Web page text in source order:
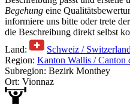
Begehung eine
informiere uns bitte oder trete
die Beschreibung direkt selbst
Land:
Schweiz / Switzerland
Region: Kanton Wallis / Canton
Subregion: Bezirk Monthey
Ort: Vionnaz